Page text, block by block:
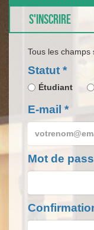
S'inscrire
Tous les champs
Statut *
Étudiant
E-mail *
Mot de